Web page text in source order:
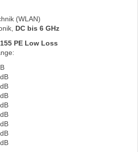
(WLAN)
DC bis 6 GHz
PE Low Loss